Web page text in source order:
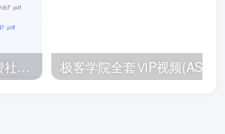
【每天都会更新】最新付费社群公众号文章 极客学院全套ⅥP视频(AS版)